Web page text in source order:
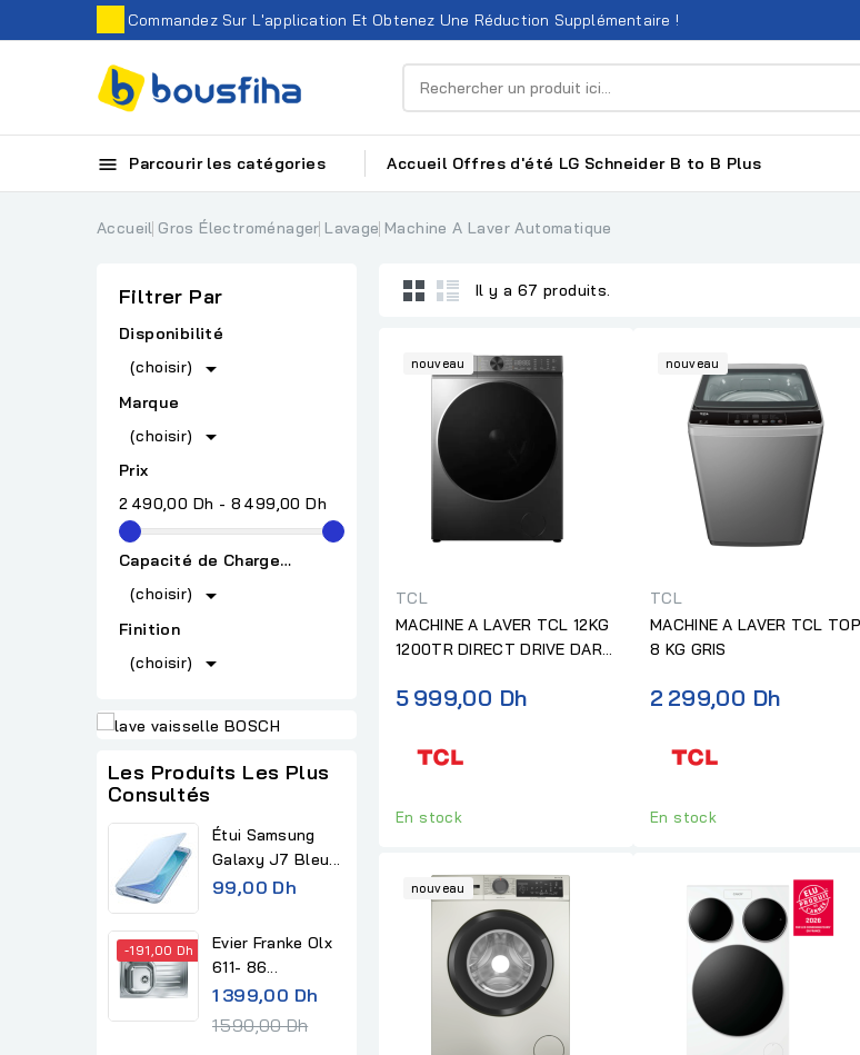
Commandez Sur L'application Et Obtenez Une Réduction Supplémentaire !
 Parcourir les catégories Accueil Offres d'été LG Schneider B to B Plus
Accueil Gros Électroménager Lavage Machine A Laver Automatique
Filtrer Par
Disponibilité
(choisir)

Marque
(choisir)

Prix
2 490,00 Dh - 8 499,00 Dh
Capacité de Chargement
(choisir)

Finition
(choisir)

Les Produits Les Plus
Consultés
Étui Samsung
Galaxy J7 Bleu...
99,00 Dh
-191,00 Dh
Evier Franke Olx
611- 86...
1 399,00 Dh
1 590,00 Dh
Il y a 67 produits.
nouveau
TCL
MACHINE A LAVER TCL 12KG
1200TR DIRECT DRIVE DARK
5 999,00 Dh
En stock
nouveau
TCL
MACHINE A LAVER TCL TOP
8 KG GRIS
2 299,00 Dh
En stock
nouveau